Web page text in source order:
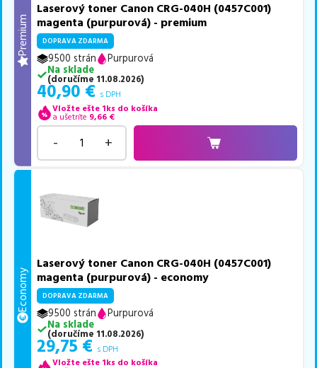
Premium
Laserový toner Canon CRG-040H (0457C001)
magenta (purpurová) - premium
DOPRAVA ZDARMA
9500 strán
Purpurová
Na sklade
(doručíme 11.08.2026)
40,90 € s DPH
Vložte ešte 1ks do košíka
a ušetríte 9,66 €
- +
Economy
Laserový toner Canon CRG-040H (0457C001)
magenta (purpurová) - economy
DOPRAVA ZDARMA
9500 strán
Purpurová
Na sklade
(doručíme 11.08.2026)
29,75 € s DPH
Vložte ešte 1ks do košíka